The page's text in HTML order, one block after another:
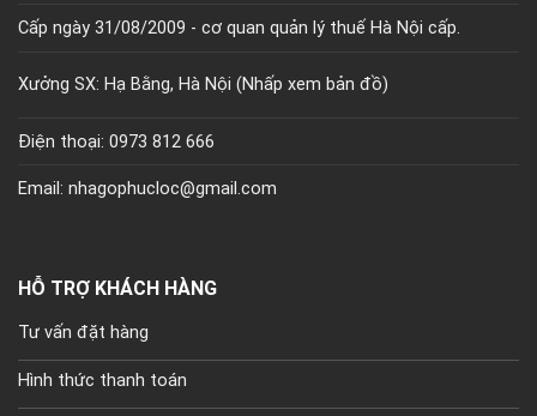
Cấp ngày 31/08/2009 - cơ quan quản lý thuế Hà Nội cấp.
Xưởng SX: Hạ Bằng, Hà Nội (Nhấp xem bản đồ)
Điện thoại: 0973 812 666
Email: nhagophucloc@gmail.com
HỖ TRỢ KHÁCH HÀNG
Tư vấn đặt hàng
Hình thức thanh toán